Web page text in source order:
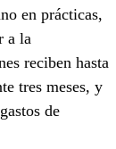
en prácticas,
a la
reciben hasta
tres meses, y
de